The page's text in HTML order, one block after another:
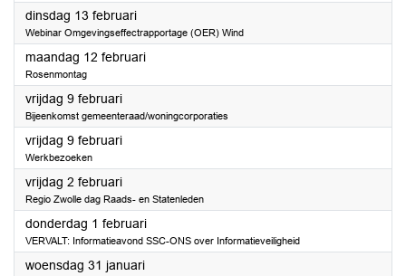
dinsdag 13 februari2024
Webinar Omgevingseffectrapportage (OER) Wind
maandag 12 februari2024
Rosenmontag
vrijdag 9 februari2024
Bijeenkomst gemeenteraad/woningcorporaties
vrijdag 9 februari2024
Werkbezoeken
vrijdag 2 februari2024
Regio Zwolle dag Raads- en Statenleden
donderdag 1 februari2024
VERVALT: Informatieavond SSC-ONS over Informatieveiligheid
woensdag 31 januari2024